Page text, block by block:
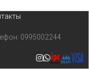
0995002244